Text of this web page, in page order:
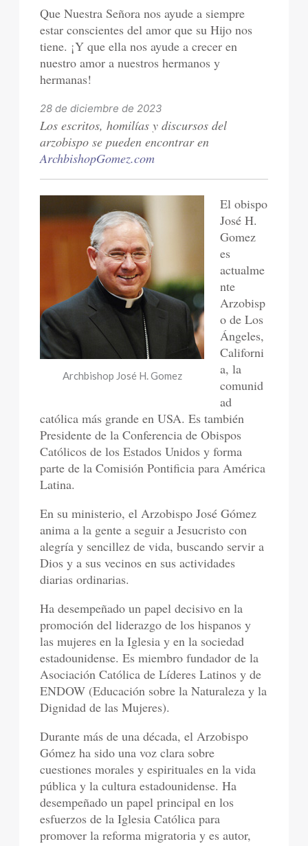
Que Nuestra Señora nos ayude a siempre
estar conscientes del amor que su Hijo nos
tiene. ¡Y que ella nos ayude a crecer en
nuestro amor a nuestros hermanos y
hermanas!
28 de diciembre de 2023
Los escritos, homilías y discursos del
arzobispo se pueden encontrar en
ArchbishopGomez.com
Archbishop José H. Gomez
El obispo
José H.
Gomez
es
actualme
nte
Arzobisp
o de Los
Ángeles,
Californi
a, la
comunid
ad
católica más grande en USA. Es también
Presidente de la Conferencia de Obispos
Católicos de los Estados Unidos y forma
parte de la Comisión Pontificia para América
Latina.
En su ministerio, el Arzobispo José Gómez
anima a la gente a seguir a Jesucristo con
alegría y sencillez de vida, buscando servir a
Dios y a sus vecinos en sus actividades
diarias ordinarias.
Ha desempeñado un papel decisivo en la
promoción del liderazgo de los hispanos y
las mujeres en la Iglesia y en la sociedad
estadounidense. Es miembro fundador de la
Asociación Católica de Líderes Latinos y de
ENDOW (Educación sobre la Naturaleza y la
Dignidad de las Mujeres).
Durante más de una década, el Arzobispo
Gómez ha sido una voz clara sobre
cuestiones morales y espirituales en la vida
pública y la cultura estadounidense. Ha
desempeñado un papel principal en los
esfuerzos de la Iglesia Católica para
promover la reforma migratoria y es autor,